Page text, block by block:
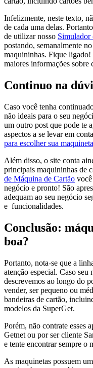
Infelizmente, neste texto,
de cada uma delas.
de utilizar nosso Simulador
postando, semanalmente
maquininhas. Fique
maiores informações sobre
Continuo na
Caso você tenha
não ideais para o seu
um outro post que pode te
aspectos a se levar em
para escolher sua
Além disso, o site conta
principais maquininhas de
de Máquina de Cartão
negócio e pronto! São
adequam ao seu negócio
e funcionalidades.
Conclusão:
boa?
Portanto, nota-se que a
atenção especial. Caso seu
descrevemos ao longo do
vender, ser pequeno ou
bandeiras de cartão,
modelos da SuperGet.
Porém, não contrate esses
Getnet ou por ser cliente
e tente encontrar sempre o
As maquinetas possuem